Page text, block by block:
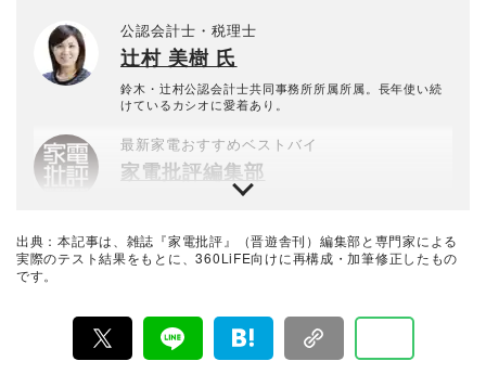
公認会計士・税理士
辻村 美樹 氏
鈴木・辻村公認会計士共同事務所所属所属。長年使い続
けているカシオに愛着あり。
最新家電おすすめベストバイ
家電批評編集部
『家電批評』は2009年11月創刊の月刊誌で、毎月3日に
ディア。あらゆる家電製品にまつわる「ユーザーが気に
なっていること」を深く掘り下げ、専門家や自社検証機
関と協力して徹底的にテスト・評価する。高額なテレビ
れることなく製品の本質的な性能を見極め、その良し悪
しをありのまま、雑誌およびWEBコンテンツとして発
信。編集長・阿部淳平を中心に、11名以上の編集体制で
日々の検証・記事制作を行っています。
ライター・編集者
モノ系、マネー系の媒体を中心に、編集者・ライターと
して活動。雑誌『家電批評』（晋遊舎）にて、リモート
介護実践記「ウチのおかんがボケちゃいまして Season
2」を連載中。
出典：本記事は、雑誌『家電批評』（晋遊舎刊）編集部と専門家による
実際のテスト結果をもとに、360LiFE向けに再構成・加筆修正したもの
です。